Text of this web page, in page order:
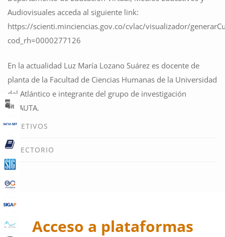
Audiovisuales acceda al siguiente link:
https://scienti.minciencias.gov.co/cvlac/visualizador/
cod_rh=0000277126
En la actualidad Luz María Lozano Suárez es docente de
planta de la Facultad de Ciencias Humanas de la Universidad
del Atlántico e integrante del grupo de investigación
AMAUTA.
OBJETIVOS
DIRECTORIO
Acceso a plataformas